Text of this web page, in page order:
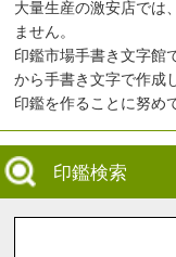
大量生産の激安店では
ません。
印鑑市場手書き文字館
から手書き文字で作成
印鑑を作ることに努め
印鑑検索